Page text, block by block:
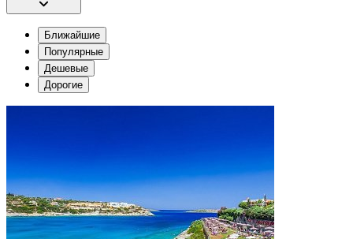
Ближайшие
Популярные
Дешевые
Дорогие